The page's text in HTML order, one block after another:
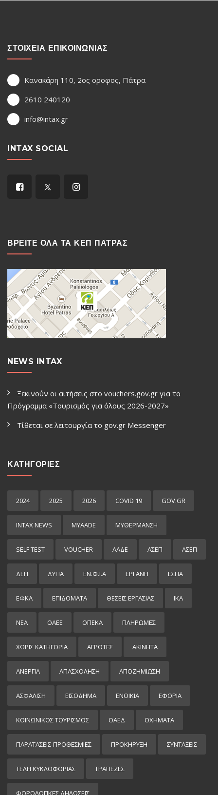
ΣΤΟΙΧΕΙΑ ΕΠΙΚΟΙΝΩΝΙΑΣ
Κανακάρη 110, 2ος οροφος, Πάτρα
2610 240120
info@intax.gr
INTAX SOCIAL
ΒΡΕΙΤΕ ΟΛΑ ΤΑ ΚΕΠ ΠΑΤΡΑΣ
NEWS INTAX
Ξεκινούν οι αιτήσεις στο vouchers.gov.gr για το
Πρόγραμμα «Τουρισμός για όλους 2026-2027»
Τίθεται σε λειτουργία το gov.gr Μessenger
ΚΑΤΗΓΟΡΙΕΣ
2024 2025 2026 COVID 19 GOV.GR
INTAX NEWS MYAADE MYΘΈΡΜΑΝΣΗ
SELF TEST VOUCHER ΑΑΔΕ ΑΣΕΠ ΑΣΕΠ
ΔΕΗ ΔΥΠΑ ΕΝ.Φ.Ι.Α ΕΡΓΑΝΗ ΕΣΠΑ
ΕΦΚΑ ΕΠΙΔΌΜΑΤΑ ΘΕΣΕΙΣ ΕΡΓΑΣΙΑΣ ΙΚΑ
ΝΕΑ ΟΑΕΕ ΟΠΕΚΑ ΠΛΗΡΩΜΕΣ
ΧΩΡΊΣ ΚΑΤΗΓΟΡΊΑ ΑΓΡΟΤΕΣ ΑΚΙΝΗΤΑ
ΑΝΕΡΓΙΑ ΑΠΑΣΧΟΛΗΣΗ ΑΠΟΖΗΜΙΩΣΗ
ΑΣΦΑΛΙΣΗ ΕΙΣΌΔΗΜΑ ΕΝΟΙΚΙΑ ΕΦΟΡΙΑ
ΚΟΙΝΩΝΙΚΟΣ ΤΟΥΡΙΣΜΟΣ ΟΑΕΔ ΟΧΗΜΑΤΑ
ΠΑΡΑΤΑΣΕΙΣ-ΠΡΟΘΕΣΜΙΕΣ ΠΡΟΚΉΡΥΞΗ ΣΥΝΤΑΞΕΙΣ
ΤΕΛΗ ΚΥΚΛΟΦΟΡΙΑΣ ΤΡΑΠΕΖΕΣ
ΦΟΡΟΛΟΓΙΚΕΣ ΔΗΛΩΣΕΙΣ